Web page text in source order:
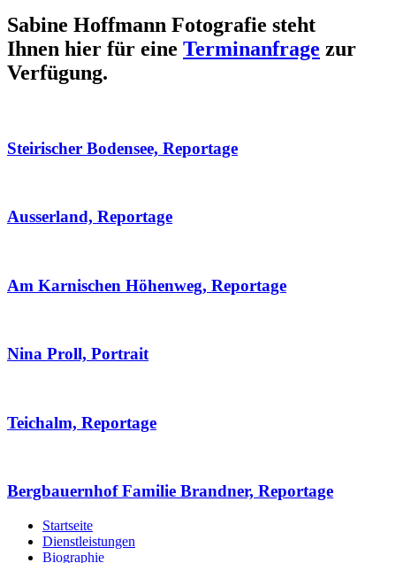
Sabine Hoffmann Fotografie steht
Ihnen hier für eine Terminanfrage zur
Verfügung.
Steirischer Bodensee, Reportage
Ausserland, Reportage
Am Karnischen Höhenweg, Reportage
Nina Proll, Portrait
Teichalm, Reportage
Bergbauernhof Familie Brandner, Reportage
Startseite
Dienstleistungen
Biographie